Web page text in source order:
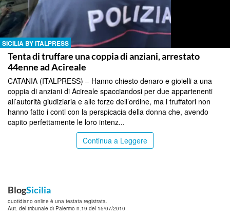
SICILIA BY ITALPRESS
Tenta di truffare una coppia di anziani, arrestato
44enne ad Acireale
CATANIA (ITALPRESS) – Hanno chiesto denaro e gioielli a una
coppia di anziani di Acireale spacciandosi per due appartenenti
all’autorità giudiziaria e alle forze dell’ordine, ma i truffatori non
hanno fatto i conti con la perspicacia della donna che, avendo
capito perfettamente le loro intenz...
Continua a Leggere
BlogSicilia
quotidiano online è una testata registrata.
Aut. del tribunale di Palermo n.19 del 15/07/2010